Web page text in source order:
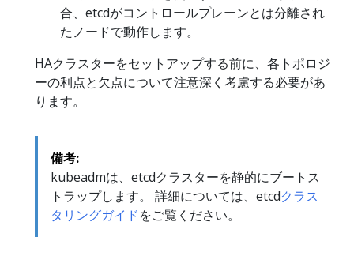
合、etcdがコントロールプレーンとは分離され
たノードで動作します。
HAクラスターをセットアップする前に、各トポロジ
ーの利点と欠点について注意深く考慮する必要があ
ります。
備考:
kubeadmは、etcdクラスターを静的にブートス
トラップします。 詳細については、etcdクラス
タリングガイドをご覧ください。